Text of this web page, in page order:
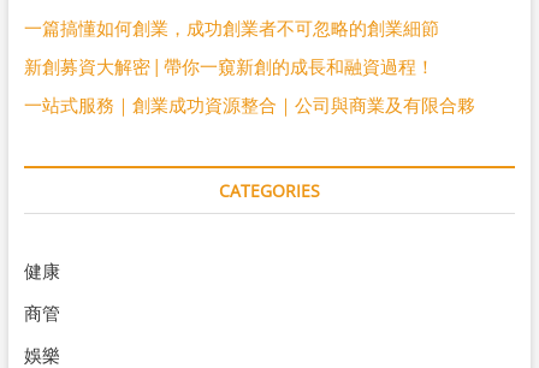
一篇搞懂如何創業，成功創業者不可忽略的創業細節
新創募資大解密 | 帶你一窺新創的成長和融資過程！
一站式服務｜創業成功資源整合｜公司與商業及有限合夥
CATEGORIES
健康
商管
娛樂